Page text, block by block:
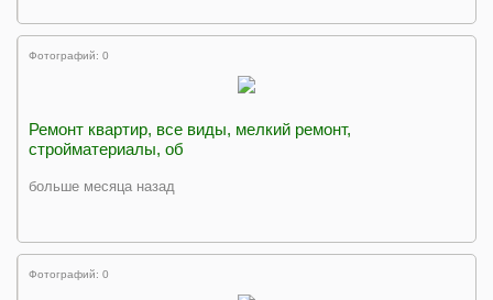
Фотографий: 0
Ремонт квартир, все виды, мелкий ремонт,
стройматериалы, об
больше месяца назад
Фотографий: 0